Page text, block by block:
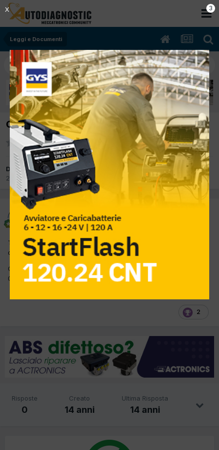
Leggi e Documenti
Corso diagnosi per Cuneo e provincia
Da delfino
26 Febbraio 2012
inLeggi e Documenti
delfino
Inviato26 Febbraio 2012
Tramite la ECIPAPIEMONTE la CNA sta organizzazndo un corso di
diagnosi.
Chi e' interessato puo' contattare la sig.a Marinella Masoni Tel.
011 3357211
2
Risposte
0
Creato
14 anni
Ultima Risposta
14 anni
2
X